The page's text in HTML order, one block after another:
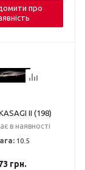
про
II (198)
в наявності
10.5
грн.